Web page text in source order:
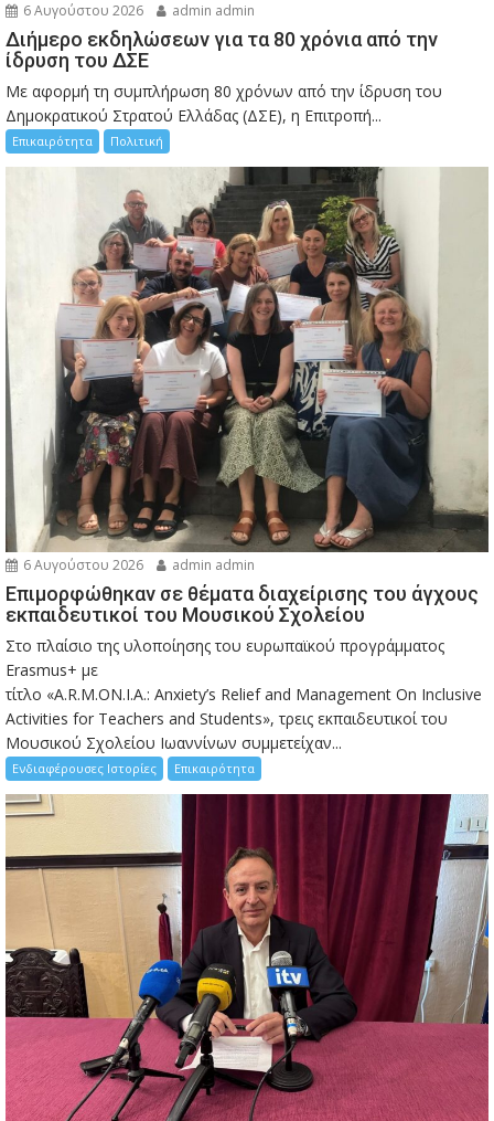
6 Αυγούστου 2026 admin admin
Διήμερο εκδηλώσεων για τα 80 χρόνια από την
ίδρυση του ΔΣΕ
Με αφορμή τη συμπλήρωση 80 χρόνων από την ίδρυση του
Δημοκρατικού Στρατού Ελλάδας (ΔΣΕ), η Επιτροπή...
Επικαιρότητα Πολιτική
6 Αυγούστου 2026 admin admin
Eπιμορφώθηκαν σε θέματα διαχείρισης του άγχους
εκπαιδευτικοί του Μουσικού Σχολείου
Στο πλαίσιο της υλοποίησης του ευρωπαϊκού προγράμματος
Erasmus+ με
τίτλο «A.R.M.ON.I.A.: Anxiety’s Relief and Management On Inclusive
Activities for Teachers and Students», τρεις εκπαιδευτικοί του
Μουσικού Σχολείου Ιωαννίνων συμμετείχαν...
Ενδιαφέρουσες Ιστορίες Επικαιρότητα